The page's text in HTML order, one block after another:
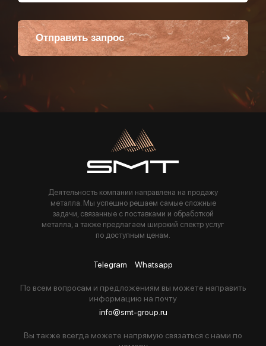
Отправить запрос
Пользуясь данной формой вы соглашаетесь с политикой компании
Деятельность компании направлена на продажу
металла. Мы успешно решаем самые сложные
задачи, связанные с поставками и обработкой
металла, а также предлагаем широкий спектр услуг
по доступным ценам.
Telegram Whatsapp
По всем вопросам и предложениям вы можете направить
информацию на почту
info@smt-group.ru
Вы также всегда можете напрямую связаться с нами по